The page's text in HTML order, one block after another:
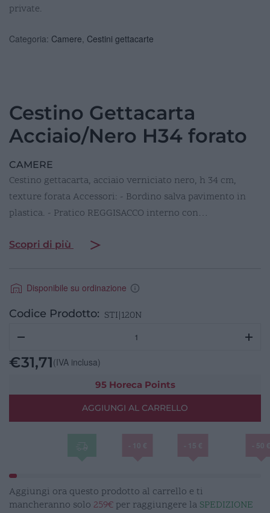
private.
Categoria: Camere Cestini gettacarte
Cestino Gettacarta
Acciaio/Nero H34 forato
CAMERE
Cestino gettacarta, acciaio verniciato nero, h 34 cm,
texture forata Accessori: - Bordino salva pavimento in
plastica. - Pratico REGGISACCO interno con…
Scopri di più
Disponibile su ordinazione
Codice Prodotto: STI|120N
Acciaio/Nero
H34
quantità
€31,71(IVA inclusa)
95 Horeca Points
AGGIUNGI AL CARRELLO
Aggiungi ora questo prodotto al carrello e ti
mancheranno solo 259€ per raggiungere la SPEDIZIONE